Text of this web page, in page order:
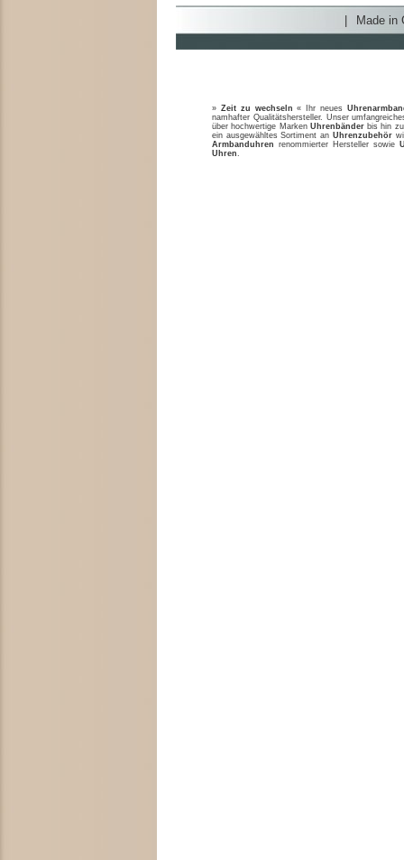
Made in
» Zeit zu wechseln « Ihr neues
namhafter Qualitätshersteller. Unser
über hochwertige Marken Uhrenbänderbis hin zu
ein ausgewähltes Sortiment an Uhrenzubehör
Armbanduhren renommierter Hersteller sowie
Uhren.